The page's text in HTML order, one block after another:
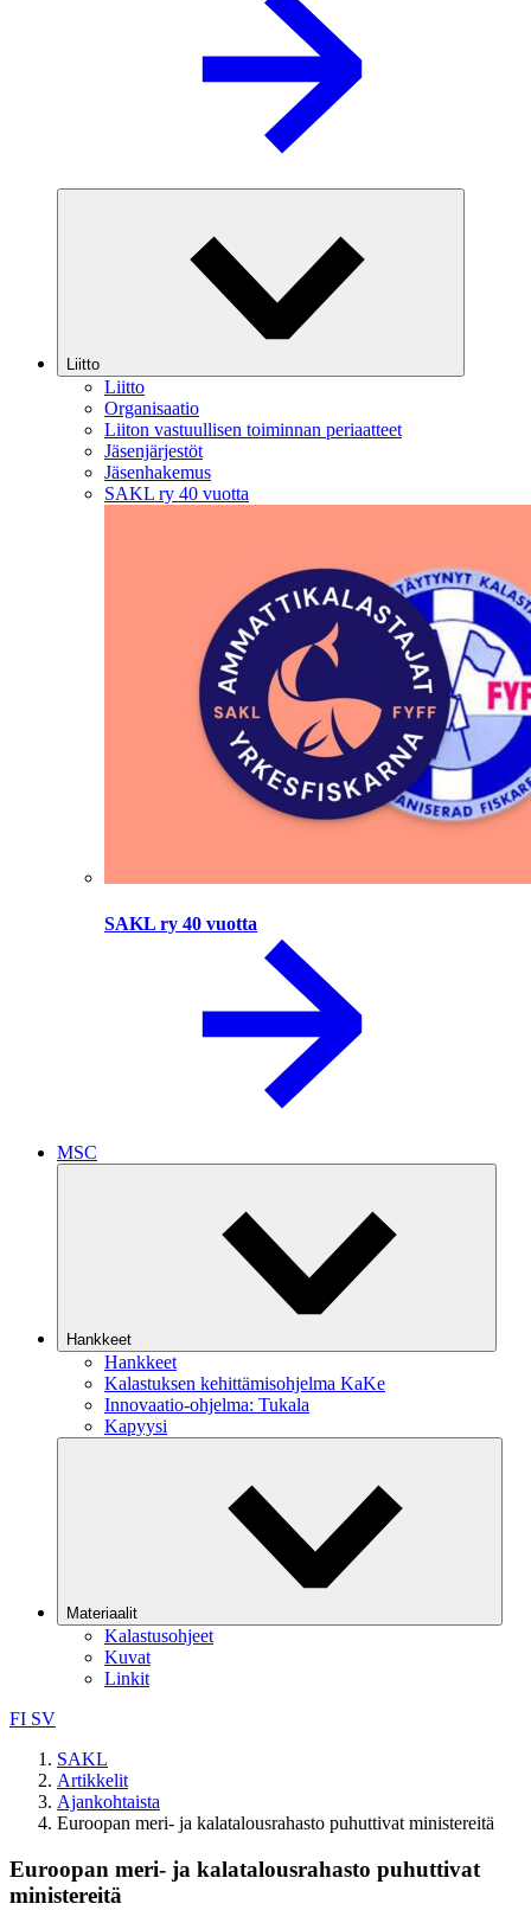
Liitto
Liitto
Organisaatio
Liiton vastuullisen toiminnan periaatteet
Jäsenjärjestöt
Jäsenhakemus
SAKL ry 40 vuotta
SAKL ry 40 vuotta
MSC
Hankkeet
Hankkeet
Kalastuksen kehittämisohjelma KaKe
Innovaatio-ohjelma: Tukala
Kapyysi
Materiaalit
Kalastusohjeet
Kuvat
Linkit
FI SV
SAKL
Artikkelit
Ajankohtaista
Euroopan meri- ja kalatalousrahasto puhuttivat ministereitä
Euroopan meri- ja kalatalousrahasto puhuttivat
ministereitä